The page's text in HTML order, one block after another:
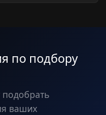
по подбору
ваших